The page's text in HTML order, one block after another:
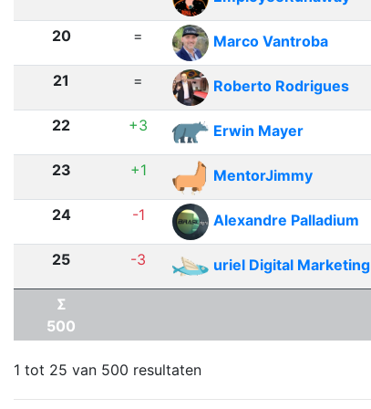
20 = Marco Vantroba
21 = Roberto Rodrigues
22 +3 Erwin Mayer
23 +1 MentorJimmy
24 -1 Alexandre Palladium
25 -3 uriel Digital Marketing
Σ
500
1 tot 25 van 500 resultaten